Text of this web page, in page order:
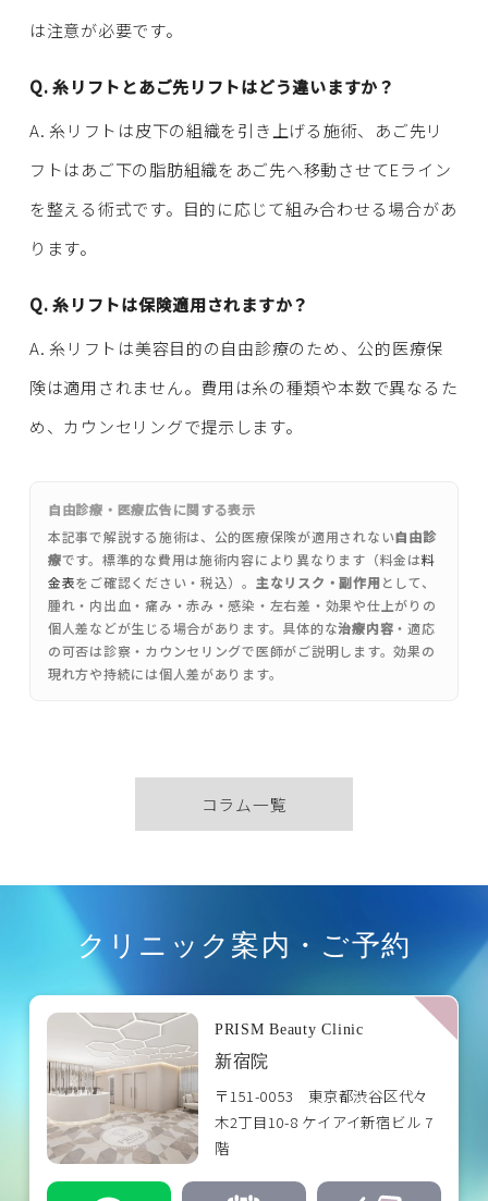
は注意が必要です。
Q. 糸リフトとあご先リフトはどう違いますか？
A. 糸リフトは皮下の組織を引き上げる施術、あご先リ
フトはあご下の脂肪組織をあご先へ移動させてEライン
を整える術式です。目的に応じて組み合わせる場合があ
ります。
Q. 糸リフトは保険適用されますか？
A. 糸リフトは美容目的の自由診療のため、公的医療保
険は適用されません。費用は糸の種類や本数で異なるた
め、カウンセリングで提示します。
自由診療・医療広告に関する表示
本記事で解説する施術は、公的医療保険が適用されない自由診
療です。標準的な費用は施術内容により異なります（料金は料
金表をご確認ください・税込）。 主なリスク・副作用として、
腫れ・内出血・痛み・赤み・感染・左右差・効果や仕上がりの
個人差などが生じる場合があります。具体的な治療内容 ・適応
の可否は診察・カウンセリングで医師がご説明します。効果の
現れ方や持続には個人差があります。
コラム一覧
クリニック案内・ご予約
PRISM Beauty Clinic
新宿院
〒151-0053 東京都渋谷区代々
木2丁目10-8 ケイアイ新宿ビル 7
階